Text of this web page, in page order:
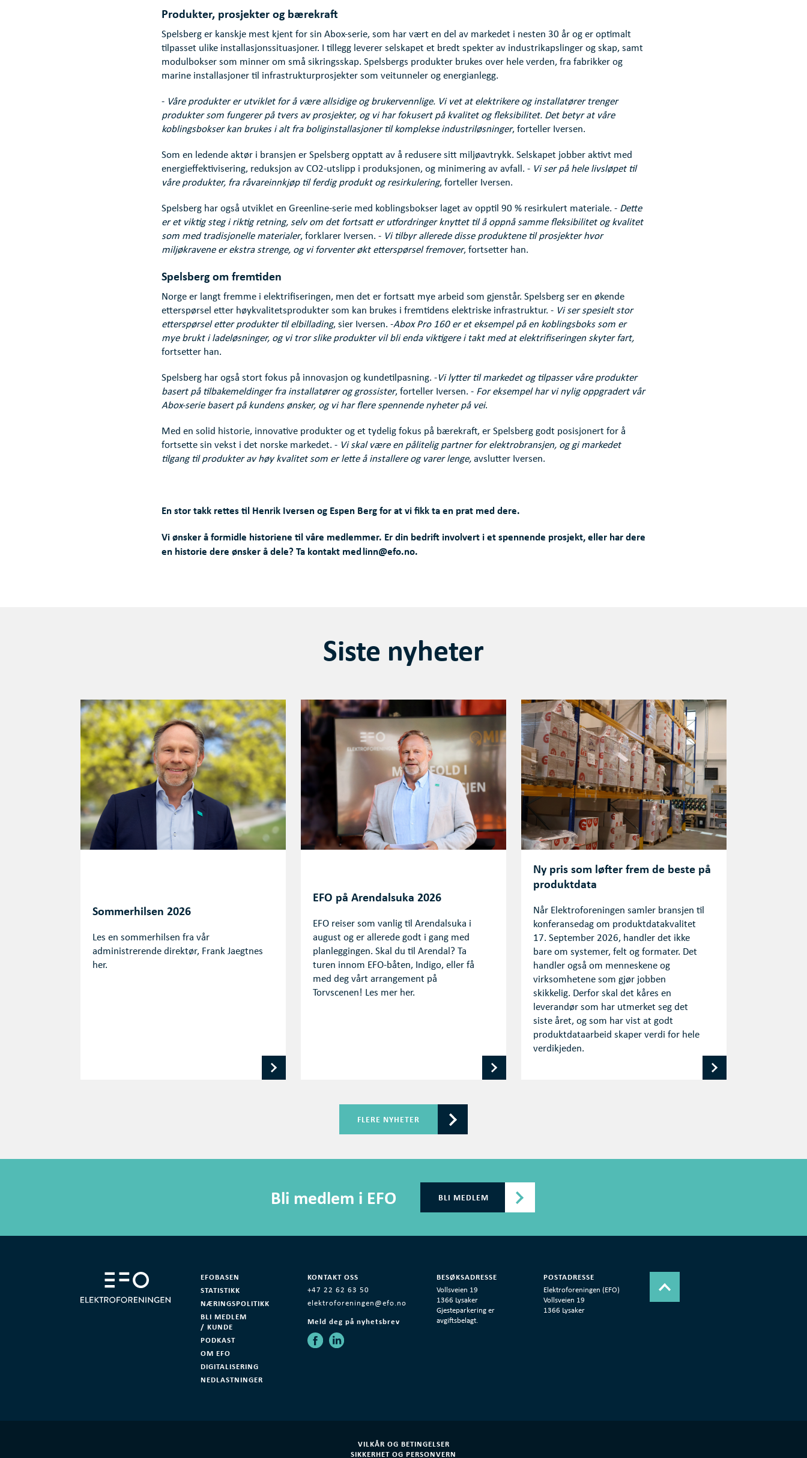
Produkter, prosjekter og bærekraft
Spelsberg er kanskje mest kjent for sin Abox-serie, som har vært en del av markedet i nesten 30 år og er optimalt
tilpasset ulike installasjonssituasjoner. I tillegg leverer selskapet et bredt spekter av industrikapslinger og skap, samt
modulbokser som minner om små sikringsskap. Spelsbergs produkter brukes over hele verden, fra fabrikker og
marine installasjoner til infrastrukturprosjekter som veitunneler og energianlegg.
- Våre produkter er utviklet for å være allsidige og brukervennlige. Vi vet at elektrikere og installatører trenger
produkter som fungerer på tvers av prosjekter, og vi har fokusert på kvalitet og fleksibilitet. Det betyr at våre
koblingsbokser kan brukes i alt fra boliginstallasjoner til komplekse industriløsninger, forteller Iversen.
Som en ledende aktør i bransjen er Spelsberg opptatt av å redusere sitt miljøavtrykk. Selskapet jobber aktivt med
energieffektivisering, reduksjon av CO2-utslipp i produksjonen, og minimering av avfall. - Vi ser på hele livsløpet til
våre produkter, fra råvareinnkjøp til ferdig produkt og resirkulering, forteller Iversen.
Spelsberg har også utviklet en Greenline-serie med koblingsbokser laget av opptil 90 % resirkulert materiale. - Dette
er et viktig steg i riktig retning, selv om det fortsatt er utfordringer knyttet til å oppnå samme fleksibilitet og kvalitet
som med tradisjonelle materialer, forklarer Iversen. - Vi tilbyr allerede disse produktene til prosjekter hvor
miljøkravene er ekstra strenge, og vi forventer økt etterspørsel fremover, fortsetter han.
Spelsberg om fremtiden
Norge er langt fremme i elektrifiseringen, men det er fortsatt mye arbeid som gjenstår. Spelsberg ser en økende
etterspørsel etter høykvalitetsprodukter som kan brukes i fremtidens elektriske infrastruktur. - Vi ser spesielt stor
etterspørsel etter produkter til elbillading, sier Iversen. -Abox Pro 160 er et eksempel på en koblingsboks som er
mye brukt i ladeløsninger, og vi tror slike produkter vil bli enda viktigere i takt med at elektrifiseringen skyter fart,
fortsetter han.
Spelsberg har også stort fokus på innovasjon og kundetilpasning. -Vi lytter til markedet og tilpasser våre produkter
basert på tilbakemeldinger fra installatører og grossister, forteller Iversen. - For eksempel har vi nylig oppgradert vår
Abox-serie basert på kundens ønsker, og vi har flere spennende nyheter på vei.
Med en solid historie, innovative produkter og et tydelig fokus på bærekraft, er Spelsberg godt posisjonert for å
fortsette sin vekst i det norske markedet. - Vi skal være en pålitelig partner for elektrobransjen, og gi markedet
tilgang til produkter av høy kvalitet som er lette å installere og varer lenge,avslutter Iversen.
En stor takk rettes til Henrik Iversen og Espen Berg for at vi fikk ta en prat med dere.
Vi ønsker å formidle historiene til våre medlemmer. Er din bedrift involvert i et spennende prosjekt, eller har dere
en historie dere ønsker å dele? Ta kontakt med linn@efo.no.
Siste nyheter
Sommerhilsen 2026
Les en sommerhilsen fra vår
administrerende direktør, Frank Jaegtnes
her.
EFO på Arendalsuka 2026
EFO reiser som vanlig til Arendalsuka i
august og er allerede godt i gang med
planleggingen. Skal du til Arendal? Ta
turen innom EFO-båten, Indigo, eller få
med deg vårt arrangement på
Torvscenen! Les mer her.
Ny pris som løfter frem de beste på
produktdata
Når Elektroforeningen samler bransjen til
konferansedag om produktdatakvalitet
17. September 2026, handler det ikke
bare om systemer, felt og formater. Det
handler også om menneskene og
virksomhetene som gjør jobben
skikkelig. Derfor skal det kåres en
leverandør som har utmerket seg det
siste året, og som har vist at godt
produktdataarbeid skaper verdi for hele
verdikjeden.
FLERE NYHETER
Bli medlem i EFO BLI MEDLEM
EFOBASEN
STATISTIKK
NÆRINGSPOLITIKK
BLI MEDLEM
/ KUNDE
PODKAST
OM EFO
DIGITALISERING
NEDLASTNINGER
KONTAKT OSS
+47 22 62 63 50
elektroforeningen@efo.no
Meld deg på nyhetsbrev
BESØKSADRESSE
Vollsveien 19
1366 Lysaker
Gjesteparkering er
avgiftsbelagt.
POSTADRESSE
Elektroforeningen (EFO)
Vollsveien 19
1366 Lysaker
VILKÅR OG BETINGELSER
SIKKERHET OG PERSONVERN